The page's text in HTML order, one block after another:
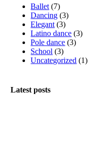
Ballet (7)
Dancing (3)
Elegant (3)
Latino dance (3)
Pole dance (3)
School (3)
Uncategorized (1)
Latest posts